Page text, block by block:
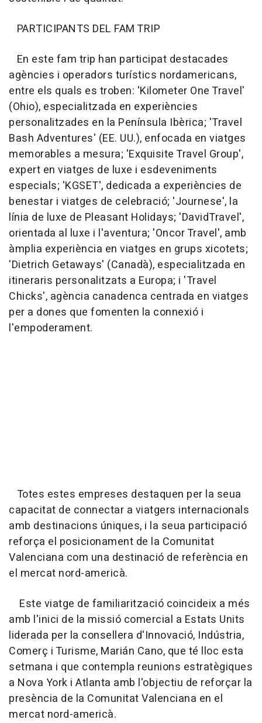
PARTICIPANTS DEL FAM TRIP
En este fam trip han participat destacades
agències i operadors turístics nordamericans,
entre els quals es troben: 'Kilometer One Travel'
(Ohio), especialitzada en experiències
personalitzades en la Península Ibèrica; 'Travel
Bash Adventures' (EE. UU.), enfocada en viatges
memorables a mesura; 'Exquisite Travel Group',
expert en viatges de luxe i esdeveniments
especials; 'KGSET', dedicada a experiències de
benestar i viatges de celebració; 'Journese', la
línia de luxe de Pleasant Holidays; 'DavidTravel',
orientada al luxe i l'aventura; 'Oncor Travel', amb
àmplia experiència en viatges en grups xicotets;
'Dietrich Getaways' (Canadà), especialitzada en
itineraris personalitzats a Europa; i 'Travel
Chicks', agència canadenca centrada en viatges
per a dones que fomenten la connexió i
l'empoderament.
Totes estes empreses destaquen per la seua
capacitat de connectar a viatgers internacionals
amb destinacions úniques, i la seua participació
reforça el posicionament de la Comunitat
Valenciana com una destinació de referència en
el mercat nord-americà.
Este viatge de familiarització coincideix a més
amb l'inici de la missió comercial a Estats Units
liderada per la consellera d'Innovació, Indústria,
Comerç i Turisme, Marián Cano, que té lloc esta
setmana i que contempla reunions estratègiques
a Nova York i Atlanta amb l'objectiu de reforçar la
presència de la Comunitat Valenciana en el
mercat nord-americà.